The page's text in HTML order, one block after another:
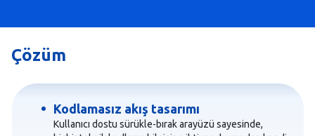
Çözüm
Kodlamasız akış tasarımı
Kullanıcı dostu sürükle-bırak arayüzü sayesinde,